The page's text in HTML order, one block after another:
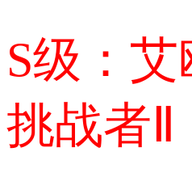
S级：
挑战者Ⅱ